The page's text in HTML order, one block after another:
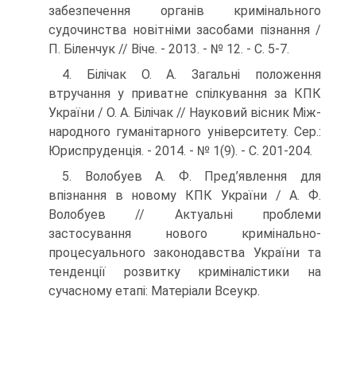
забезпечення органів кримі­нального
судочинства новітніми засобами пізнання /
П. Білен­чук // Віче. - 2013. - № 12. - С. 5-7.
4. Білічак О. А. Загальні положення
втручання у приватне спілку­вання за КПК
України / О. А. Білічак // Науковий вісник Між­
народного гуманітарного університету. Cep.:
Юриспруденція. - 2014. - № 1(9). - С. 201-204.
5. Волобуев А. Ф. Пред’явлення для
впізнання в новому КПК України / А. Ф.
Волобуев // Актуальні проблеми
застосування нового кримінально-
процесуального законодавства України та
тенденції розвитку криміналістики на
сучасному етапі: Ма­теріали Всеукр.